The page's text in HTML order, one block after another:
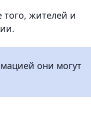
жителей и
они могут